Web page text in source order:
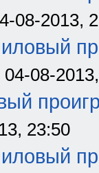
08-2013,
04-08-
23:50